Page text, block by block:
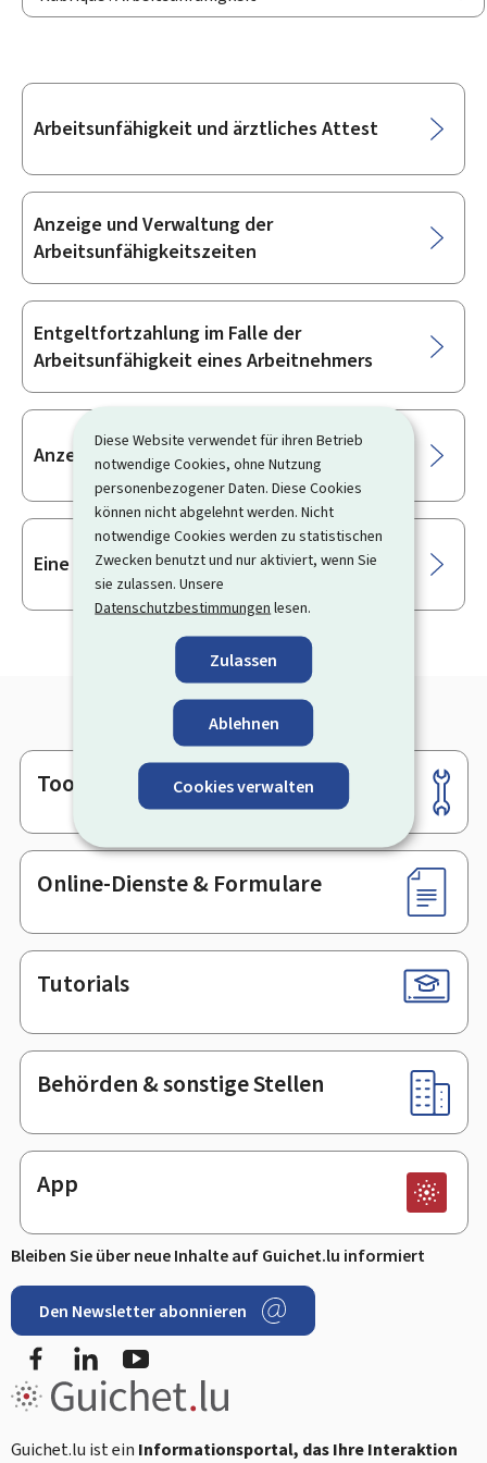
Diese Website verwendet für ihren Betrieb
notwendige Cookies, ohne Nutzung
personenbezogener Daten. Diese Cookies
können nicht abgelehnt werden. Nicht
notwendige Cookies werden zu statistischen
Zwecken benutzt und nur aktiviert, wenn Sie
sie zulassen. Unsere
Datenschutzbestimmungen lesen.
Zulassen
Ablehnen
Cookies verwalten
Unterrubriken
Arbeitsunfähigkeit und ärztliches Attest
Anzeige und Verwaltung der
Arbeitsunfähigkeitszeiten
Entgeltfortzahlung im Falle der
Arbeitsunfähigkeit eines Arbeitnehmers
Anzeige eines Arbeits- bzw. Wegeunfalls
Eine Berufskrankheit melden
Footer
Tools
Online-Dienste & Formulare
Tutorials
Behörden & sonstige Stellen
App
Bleiben Sie über neue Inhalte auf Guichet.lu informiert
Den Newsletter abonnieren
FacebookLinkedIn
Guichet.lu ist ein Informationsportal, das Ihre Interaktion